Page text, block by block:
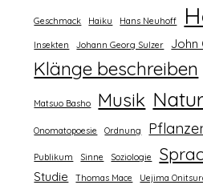
Geschmack Haiku Hans Neuhoff
Insekten Johann Georg Sulzer John
Klänge beschreiben
Matsuo Basho Musik Natur
Onomatopoesie Ordnung
Publikum Sinne Soziologie
Studie Thomas Mace Uejima